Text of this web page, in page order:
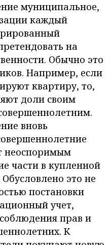
муниципальное,
каждый
на
Обычно это
Например, если
квартиру, то,
доли своим
вновь
неоспоримым
части в купленной
это не
постановки
учет,
прав и
К